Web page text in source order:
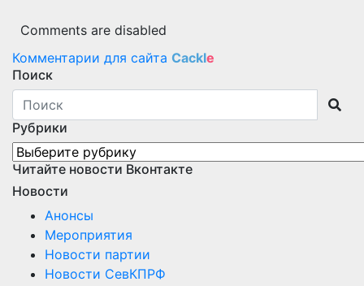
Comments are disabled
Комментарии для сайта Cackle
Поиск
Рубрики
Рубрики
Читайте новости Вконтакте
Новости
Анонсы
Мероприятия
Новости партии
Новости СевКПРФ